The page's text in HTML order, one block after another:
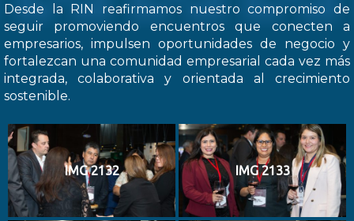
Desde la RIN reafirmamos nuestro compromiso de
seguir promoviendo encuentros que conecten a
empresarios, impulsen oportunidades de negocio y
fortalezcan una comunidad empresarial cada vez más
integrada, colaborativa y orientada al crecimiento
sostenible.
IMG 2132 IMG 2133